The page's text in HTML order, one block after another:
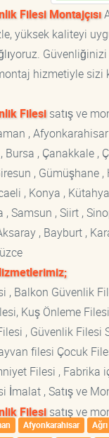
Filesi Montajçısı
yüksek kaliteyi
hizmetiyle sizi
Filesisatış ve
,
Bursa , Çanakkale ,
, Gümüşhane
, Konya ,
, Samsun , Siirt ,
, Bayburt ,
, Balkon Güvenlik
Kuş Önleme
, Güvenlik Filesi
filesi Çocuk
Filesi ,
İmalat , Satış ve
Filesisatış ve
Afyonkarahisar Ağrı